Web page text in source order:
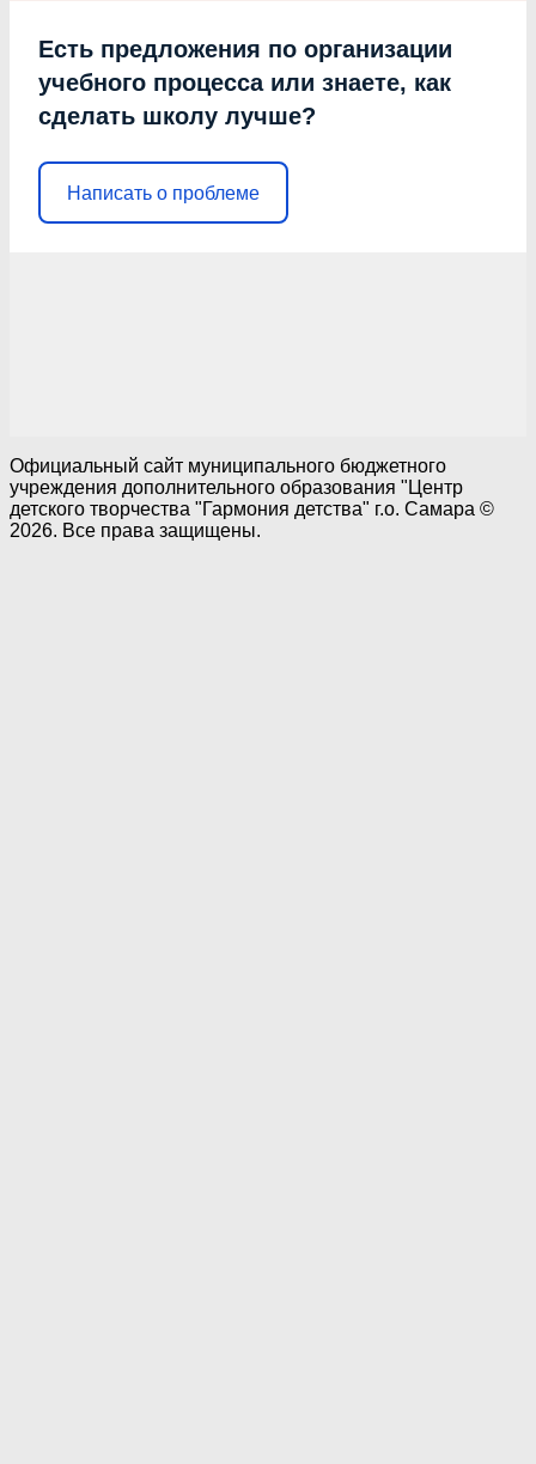
Есть предложения по организации
учебного процесса или знаете, как
сделать школу лучше?
Написать о проблеме
Официальный сайт муниципального бюджетного
учреждения дополнительного образования "Центр
детского творчества "Гармония детства" г.о. Самара ©
2026. Все права защищены.